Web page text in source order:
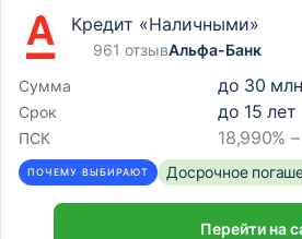
Кредит «Наличными»
961 отзывАльфа-Банк
Сумма
до 30
Срок до 15 лет
ПСК 18,990%
ПОЧЕМУ ВЫБИРАЮТ Досрочное
Перейти на